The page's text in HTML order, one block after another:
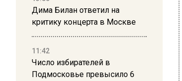
Дима Билан ответил на
критику концерта в Москве
11:42
Число избирателей в
Подмосковье превысило 6